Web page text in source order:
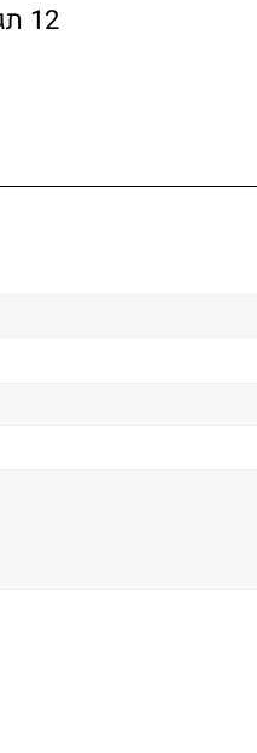
12 תגובות